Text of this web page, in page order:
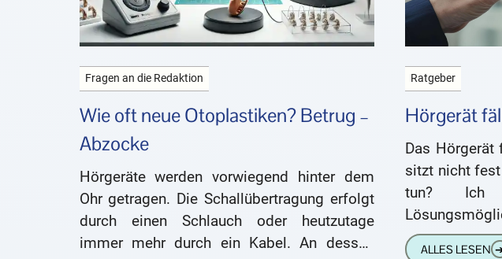
Fragen an die Redaktion
Wie oft neue Otoplastiken? Betrug –
Abzocke
Hörgeräte werden vorwiegend hinter dem
Ohr getragen. Die Schallübertragung erfolgt
durch einen Schlauch oder heutzutage
immer mehr durch ein Kabel. An dessen
Ratgeber
Hörgerät
Das Hörgerät
sitzt nicht fest
tun? Ich
Fallbeispiele
ALLES LESEN